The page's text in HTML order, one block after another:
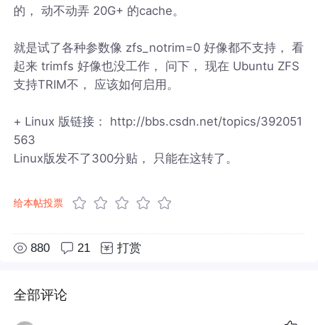
的， 动不动弄 20G+ 的cache。
就是试了各种参数像 zfs_notrim=0 好像都不支持， 看
起来 trimfs 好像也没工作， 问下， 现在 Ubuntu ZFS
支持TRIM不， 应该如何启用。
+ Linux 版链接： http://bbs.csdn.net/topics/392051
563
Linux版发不了300分贴， 只能在这转了。
给本帖投票
880 21 打赏
全部评论